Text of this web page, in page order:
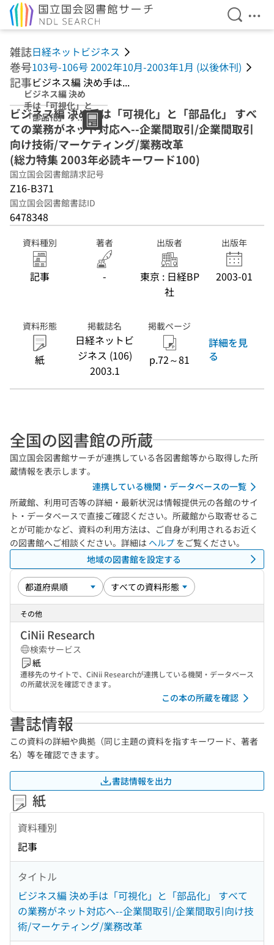
検索を
メ
雑誌日経ネットビジネス
巻号103号-106号 2002年10月-2003年1月 (以後休刊)
記事ビジネス編 決め手は...
ビジネス編 決め
手は「可視化」と
「部品化」 すべ
ての業務がネット
対応へ--企業間取
引/企業間取引向
け技術/マーケテ
ィング/業務改革
(総力特集 2003年
必読キーワード
100)
ビジネス編 決め手は「可視化」と「部品化」 すべ
ての業務がネット対応へ--企業間取引/企業間取引
向け技術/マーケティング/業務改革
(総力特集 2003年必読キーワード100)
国立国会図書館請求記号
Z16-B371
国立国会図書館書誌ID
6478348
資料種別
記事
著者
-
出版者
東京 : 日経BP
社
出版年
2003-01
資料形態
紙
掲載誌名
日経ネットビ
ジネス (106)
2003.1
掲載ページ
p.72～81
詳細を見
る
全国の図書館の所蔵
国立国会図書館サーチが連携している各図書館等から取得した所
蔵情報を表示します。
連携している機関・データベースの一覧
所蔵館、利用可否等の詳細・最新状況は情報提供元の各館のサイ
ト・データベースで直接ご確認ください。所蔵館から取寄せるこ
とが可能かなど、資料の利用方法は、ご自身が利用されるお近く
の図書館へご相談ください。詳細は ヘルプ をご覧ください。
地域の図書館を設定する
その他
CiNii Research
検索サービス
紙
遷移先のサイトで、CiNii Researchが連携している機関・データベース
の所蔵状況を確認できます。
この本の所蔵を確認
書誌情報
この資料の詳細や典拠（同じ主題の資料を指すキーワード、著者
名）等を確認できます。
書誌情報を出力
紙
資料種別
記事
タイトル
ビジネス編 決め手は「可視化」と「部品化」 すべて
の業務がネット対応へ--企業間取引/企業間取引向け技
術/マーケティング/業務改革